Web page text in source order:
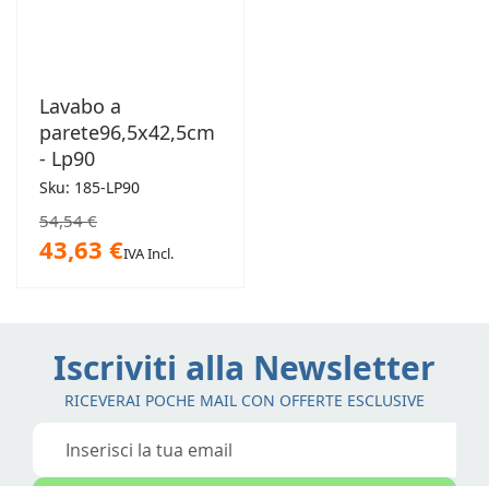
Lavabo a
parete96,5x42,5cm
- Lp90
Sku: 185-LP90
54,54 €
43,63 €IVA Incl.
Iscriviti alla Newsletter
RICEVERAI POCHE MAIL CON OFFERTE ESCLUSIVE